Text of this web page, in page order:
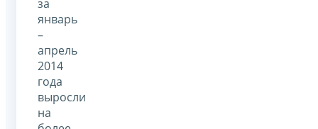
за
январь
–
апрель
2014
года
выросли
на